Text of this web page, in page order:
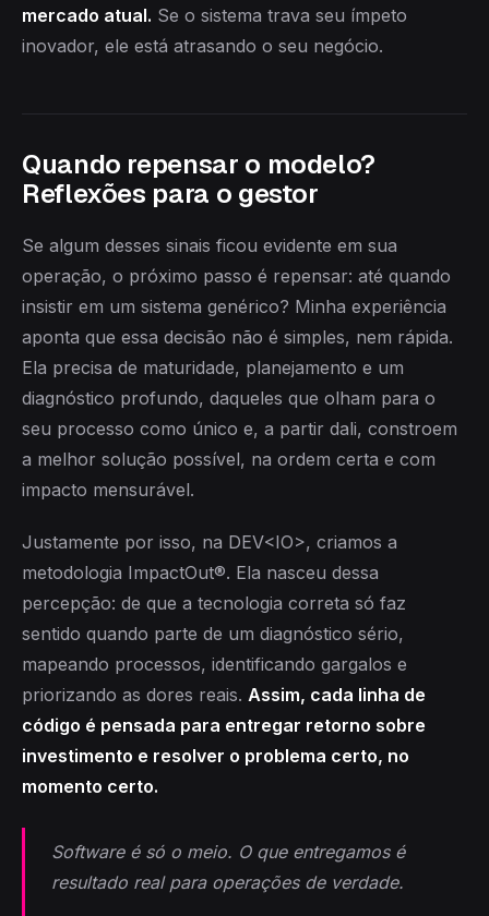
mercado atual. Se o sistema trava seu ímpeto
inovador, ele está atrasando o seu negócio.
Quando repensar o modelo?
Reflexões para o gestor
Se algum desses sinais ficou evidente em sua
operação, o próximo passo é repensar: até quando
insistir em um sistema genérico? Minha experiência
aponta que essa decisão não é simples, nem rápida.
Ela precisa de maturidade, planejamento e um
diagnóstico profundo, daqueles que olham para o
seu processo como único e, a partir dali, constroem
a melhor solução possível, na ordem certa e com
impacto mensurável.
Justamente por isso, na DEV<IO>, criamos a
metodologia ImpactOut®. Ela nasceu dessa
percepção: de que a tecnologia correta só faz
sentido quando parte de um diagnóstico sério,
mapeando processos, identificando gargalos e
priorizando as dores reais. Assim, cada linha de
código é pensada para entregar retorno sobre
investimento e resolver o problema certo, no
momento certo.
Software é só o meio. O que entregamos é
resultado real para operações de verdade.